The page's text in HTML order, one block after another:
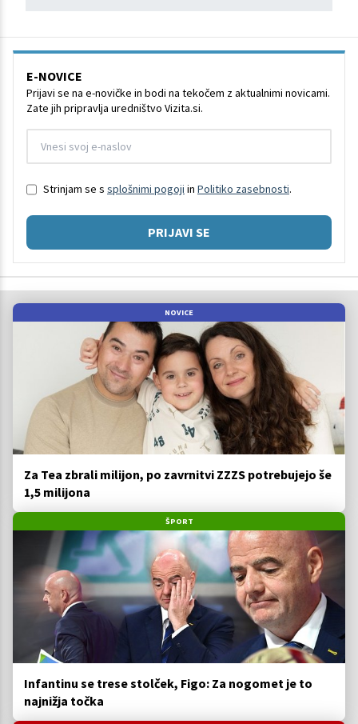
E-NOVICE
Prijavi se na e-novičke in bodi na tekočem z aktualnimi novicami.
Zate jih pripravlja uredništvo Vizita.si.
Strinjam se s splošnimi pogoji in Politiko zasebnosti.
PRIJAVI SE
NOVICE
Za Tea zbrali milijon, po zavrnitvi ZZZS potrebujejo še
1,5 milijona
ŠPORT
Infantinu se trese stolček, Figo: Za nogomet je to
najnižja točka